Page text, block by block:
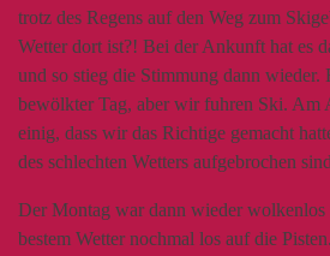
trotz des Regens auf den Weg zum
Wetter dort ist?! Bei der Ankunft hat es
und so stieg die Stimmung dann wieder.
bewölkter Tag, aber wir fuhren Ski. Am
einig, dass wir das Richtige gemacht
des schlechten Wetters aufgebrochen
Der Montag war dann wieder wolkenlos
bestem Wetter nochmal los auf die